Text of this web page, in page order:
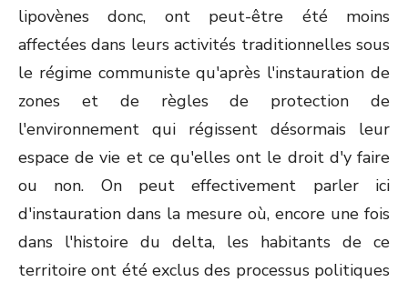
lipovènes donc, ont peut-être été moins
affectées dans leurs activités traditionnelles sous
le régime communiste qu'après l'instauration de
zones et de règles de protection de
l'environnement qui régissent désormais leur
espace de vie et ce qu'elles ont le droit d'y faire
ou non. On peut effectivement parler ici
d'instauration dans la mesure où, encore une fois
dans l'histoire du delta, les habitants de ce
territoire ont été exclus des processus politiques